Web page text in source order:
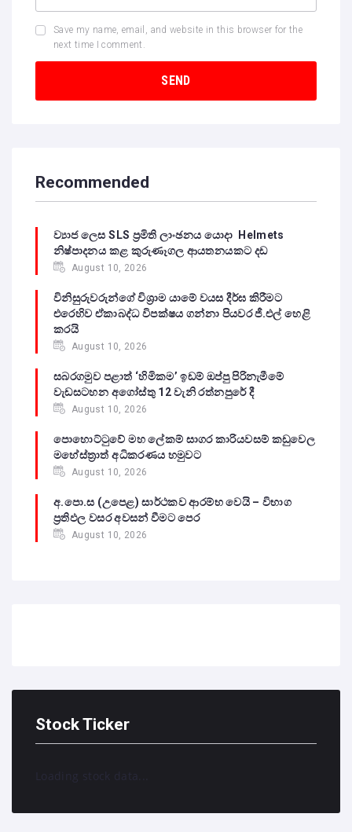
Save my name, email, and website in this browser for the
next time I comment.
Recommended
ව්‍යාජ ලෙස SLS ප්‍රමිති ලාංඡනය යොදා Helmets
නිෂ්පාදනය කළ කුරුණෑගල ආයතනයකට දඩ
August 10, 2026
විනිසුරුවරුන්ගේ විශ්‍රාම යාමේ වයස දීර්ඝ කිරීමට
එරෙහිව ඒකාබද්ධ විපක්ෂය ගන්නා පියවර ජී.එල් හෙළි
කරයි
August 10, 2026
සබරගමුව පළාත් ‘හිමිකම’ ඉඩම් ඔප්පු පිරිනැමීමේ
වැඩසටහන අගෝස්තු 12 වැනි රත්නපුරේ දී
August 10, 2026
පොහොට්ටුවේ මහ ලේකම් සාගර කාරියවසම් කඩුවෙල
මහේස්ත්‍රාත් අධිකරණය හමුවට
August 10, 2026
අ.පො.ස (උපෙළ) සාර්ථකව ආරම්භ වෙයි – විභාග
ප්‍රතිඵල වසර අවසන් වීමට පෙර
August 10, 2026
Stock Ticker
Loading stock data...